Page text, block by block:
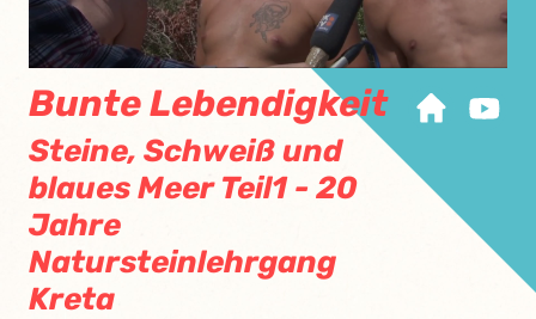
Bunte Lebendigkeit
Steine, Schweiß und
blaues Meer Teil1 - 20
Jahre
Natursteinlehrgang
Kreta